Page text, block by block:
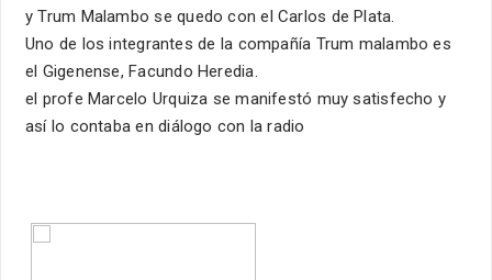
y Trum Malambo se quedo con el Carlos de Plata.
Uno de los integrantes de la compañía Trum malambo es
el Gigenense, Facundo Heredia.
el profe Marcelo Urquiza se manifestó muy satisfecho y
así lo contaba en diálogo con la radio